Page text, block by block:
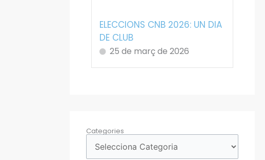
ELECCIONS CNB 2026: UN DIA
DE CLUB
25 de març de 2026
Categories